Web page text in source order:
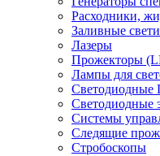
Расходники,
Заливные
Лазеры
Прожекторы
Лампы для
Светодиодные
Светодиодные
Системы
Следящие
Стробоскопы